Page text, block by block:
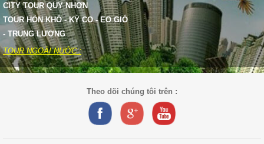
CITY TOUR QUY NHƠN
TOUR HÒN KHÔ - KỲ CO - EO GIÓ
- TRUNG LƯƠNG
TOUR NGOÀI NƯỚC :
Theo dõi chúng tôi trên :